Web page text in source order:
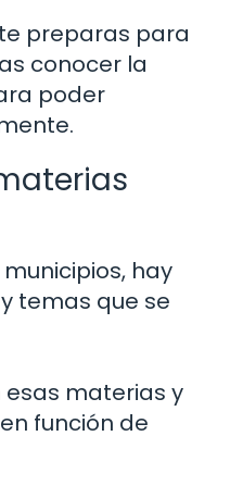
preparas para
conocer la
poder
hay
temas que se
esas materias y
función de